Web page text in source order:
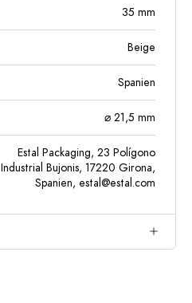
35 mm
Beige
Spanien
⌀ 21,5 mm
Estal Packaging, 23 Polígono
Industrial Bujonis, 17220 Girona,
Spanien, estal@estal.com